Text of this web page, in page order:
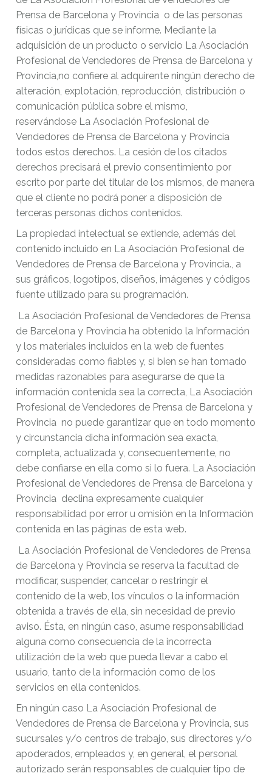
Prensa de Barcelona y Provincia o de las personas
físicas o jurídicas que se informe. Mediante la
adquisición de un producto o servicio La Asociación
Profesional de Vendedores de Prensa de Barcelona y
Provincia,no confiere al adquirente ningún derecho de
alteración, explotación, reproducción, distribución o
comunicación pública sobre el mismo,
reservándose La Asociación Profesional de
Vendedores de Prensa de Barcelona y Provincia
todos estos derechos. La cesión de los citados
derechos precisará el previo consentimiento por
escrito por parte del titular de los mismos, de manera
que el cliente no podrá poner a disposición de
terceras personas dichos contenidos.
La propiedad intelectual se extiende, además del
contenido incluido en La Asociación Profesional de
Vendedores de Prensa de Barcelona y Provincia., a
sus gráficos, logotipos, diseños, imágenes y códigos
fuente utilizado para su programación.
La Asociación Profesional de Vendedores de Prensa
de Barcelona y Provincia ha obtenido la Información
y los materiales incluidos en la web de fuentes
consideradas como fiables y, si bien se han tomado
medidas razonables para asegurarse de que la
información contenida sea la correcta, La Asociación
Profesional de Vendedores de Prensa de Barcelona y
Provincia no puede garantizar que en todo momento
y circunstancia dicha información sea exacta,
completa, actualizada y, consecuentemente, no
debe confiarse en ella como si lo fuera. La Asociación
Profesional de Vendedores de Prensa de Barcelona y
Provincia declina expresamente cualquier
responsabilidad por error u omisión en la Información
contenida en las páginas de esta web.
La Asociación Profesional de Vendedores de Prensa
de Barcelona y Provincia se reserva la facultad de
modificar, suspender, cancelar o restringir el
contenido de la web, los vínculos o la información
obtenida a través de ella, sin necesidad de previo
aviso. Ésta, en ningún caso, asume responsabilidad
alguna como consecuencia de la incorrecta
utilización de la web que pueda llevar a cabo el
usuario, tanto de la información como de los
servicios en ella contenidos.
En ningún caso La Asociación Profesional de
Vendedores de Prensa de Barcelona y Provincia, sus
sucursales y/o centros de trabajo, sus directores y/o
apoderados, empleados y, en general, el personal
autorizado serán responsables de cualquier tipo de